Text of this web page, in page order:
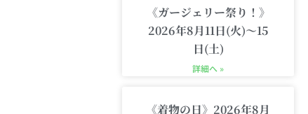
《ガージェリー祭り！》
2026年8月11日(火)〜15
日(土)
詳細へ »
《着物の日》2026年8月